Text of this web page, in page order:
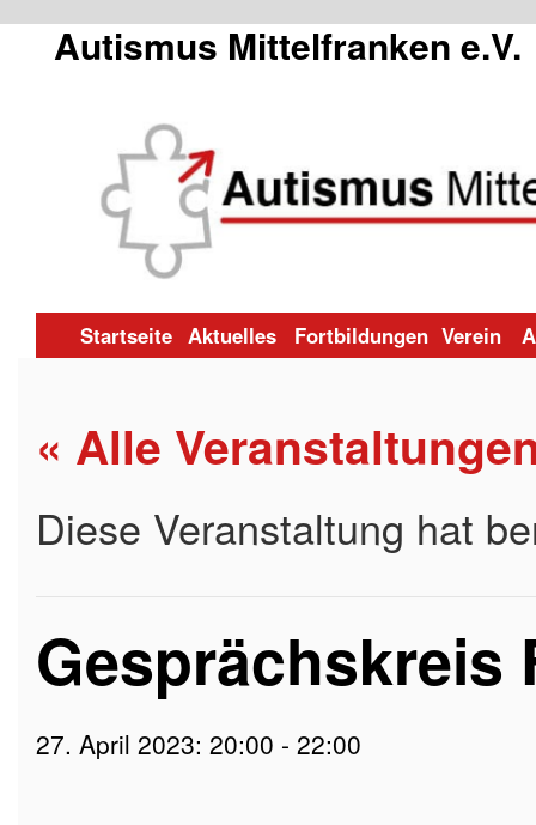
Autismus Mittelfranken e.V.
Zum
springen
Startseite Aktuelles Fortbildungen Verein
« Alle
Diese Veranstaltung hat
Gesprächskreis
27. April 2023: 20:00 - 22:00